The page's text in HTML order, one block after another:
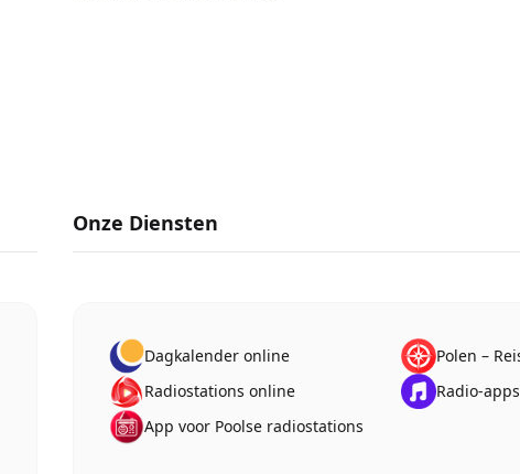
Onze Diensten
Dagkalender online
Radiostations online
App voor Poolse radiostations
Polen –
Radio-